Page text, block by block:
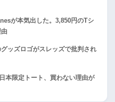
が本気出した。3,850円のTシ
ッズロゴがスレッズで批判され
本限定トート、買わない理由が